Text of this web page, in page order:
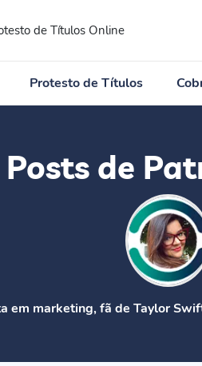
de Títulos Online
Protesto de Títulos
Posts de
em marketing, fã de Taylor